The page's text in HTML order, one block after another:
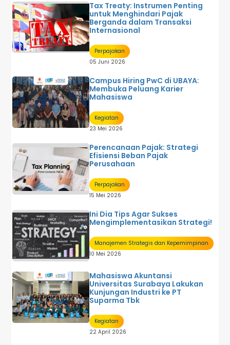
Tax Treaty: Instrumen Penting
untuk Menghindari Pajak
Berganda dalam Transaksi
Internasional
Perpajakan
05 Juni 2026
Campus Hiring PwC di UBAYA:
Membuka Peluang Karier
Mahasiswa
Kegiatan
23 Mei 2026
Perencanaan Pajak: Strategi
Efisiensi Beban Pajak
Perusahaan
Perpajakan
15 Mei 2026
Ini Dia Tips Agar Sukses
Mengimplementasikan Strategi!
Manajemen Strategis dan Kepemimpinan
10 Mei 2026
Mahasiswa Akuntansi
Universitas Surabaya Lakukan
Kunjungan Industri ke PT
Suparma Tbk
Kegiatan
22 April 2026